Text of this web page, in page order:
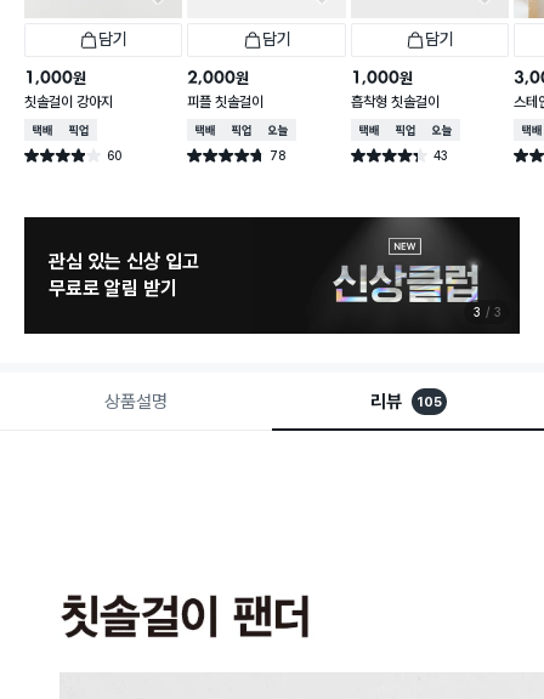
담기
1,000원
칫솔걸이 강아지
택배배송매장픽업
별점 3.9점 60
건 작성
담기
2,000원
피플 칫솔걸이
택배배송매장픽업오늘배송
별점 4.7점 78
건 작성
담기
1,000원
흡착형 칫솔걸이
택배배송매장픽업오늘배송
별점 4.3점 43
건 작성
스테
택배
별점
관심 있는 신상 입고
무료로 알림 받기
3 3
상품설명 리뷰 105